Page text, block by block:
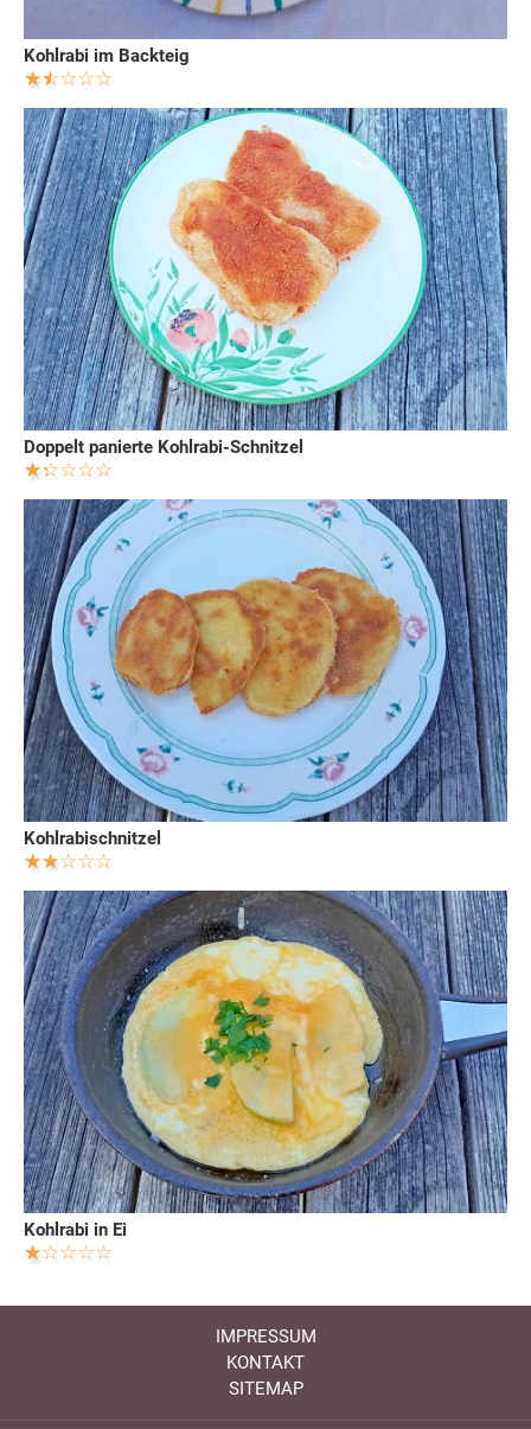
Kohlrabi im Backteig
Doppelt panierte Kohlrabi-Schnitzel
Kohlrabischnitzel
Kohlrabi in Ei
IMPRESSUM
KONTAKT
SITEMAP